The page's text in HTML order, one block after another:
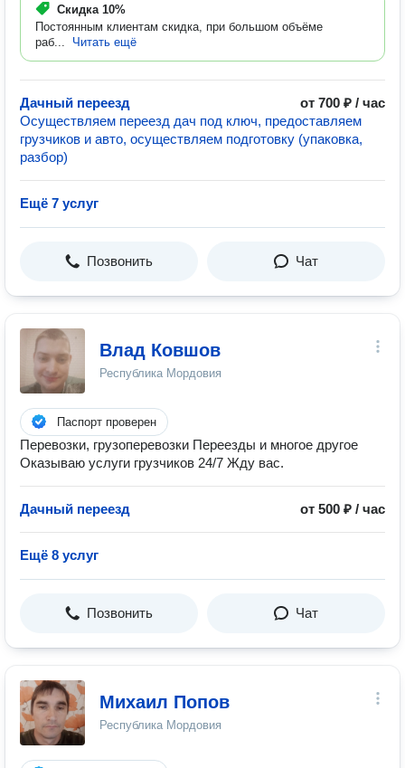
Скидка 10%
Постоянным клиентам скидка, при большом объёме
раб...
Читать ещё
Дачный переезд
от 700 ₽ / час
Осуществляем переезд дач под ключ, предоставляем
грузчиков и авто, осуществляем подготовку (упаковка,
разбор)
Ещё 7 услуг
Позвонить Чат
Влад Ковшов
Республика Мордовия
Паспорт проверен
Перевозки, грузоперевозки Переезды и многое другое
Оказываю услуги грузчиков 24/7 Жду вас.
Дачный переезд от 500 ₽ / час
Ещё 8 услуг
Позвонить Чат
Михаил Попов
Республика Мордовия